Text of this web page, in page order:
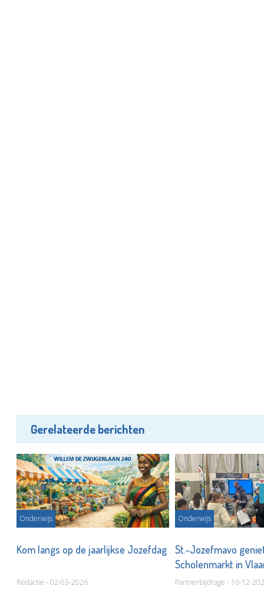
Gerelateerde berichten
Onderwijs
Kom langs op de jaarlijkse Jozefdag
Redactie - 02-03-2026
Onderwijs
St.-Jozefmavo
Scholenmarkt in
Partnerbijdrage - 16-12-